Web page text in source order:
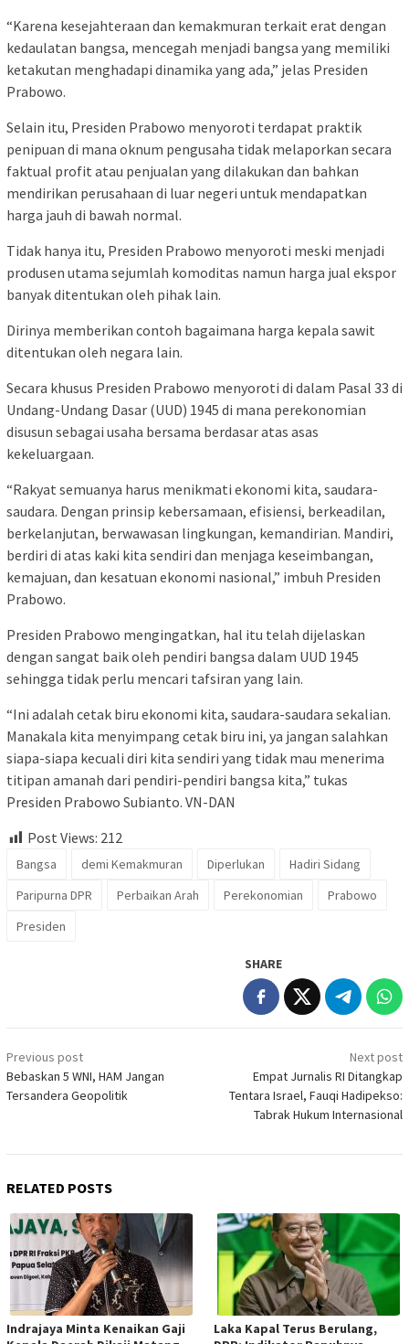
“Karena kesejahteraan dan kemakmuran terkait erat dengan
kedaulatan bangsa, mencegah menjadi bangsa yang memiliki
ketakutan menghadapi dinamika yang ada,” jelas Presiden
Prabowo.
Selain itu, Presiden Prabowo menyoroti terdapat praktik
penipuan di mana oknum pengusaha tidak melaporkan secara
faktual profit atau penjualan yang dilakukan dan bahkan
mendirikan perusahaan di luar negeri untuk mendapatkan
harga jauh di bawah normal.
Tidak hanya itu, Presiden Prabowo menyoroti meski menjadi
produsen utama sejumlah komoditas namun harga jual ekspor
banyak ditentukan oleh pihak lain.
Dirinya memberikan contoh bagaimana harga kepala sawit
ditentukan oleh negara lain.
Secara khusus Presiden Prabowo menyoroti di dalam Pasal 33 di
Undang-Undang Dasar (UUD) 1945 di mana perekonomian
disusun sebagai usaha bersama berdasar atas asas
kekeluargaan.
“Rakyat semuanya harus menikmati ekonomi kita, saudara-
saudara. Dengan prinsip kebersamaan, efisiensi, berkeadilan,
berkelanjutan, berwawasan lingkungan, kemandirian. Mandiri,
berdiri di atas kaki kita sendiri dan menjaga keseimbangan,
kemajuan, dan kesatuan ekonomi nasional,” imbuh Presiden
Prabowo.
Presiden Prabowo mengingatkan, hal itu telah dijelaskan
dengan sangat baik oleh pendiri bangsa dalam UUD 1945
sehingga tidak perlu mencari tafsiran yang lain.
“Ini adalah cetak biru ekonomi kita, saudara-saudara sekalian.
Manakala kita menyimpang cetak biru ini, ya jangan salahkan
siapa-siapa kecuali diri kita sendiri yang tidak mau menerima
titipan amanah dari pendiri-pendiri bangsa kita,” tukas
Presiden Prabowo Subianto. VN-DAN
Post Views: 212
Bangsa demi Kemakmuran Diperlukan
Hadiri Sidang
Paripurna DPR
Perbaikan Arah Perekonomian
Prabowo
Presiden
SHARE
Post
navigation
Previous post
Bebaskan 5 WNI, HAM Jangan
Tersandera Geopolitik
Next post
Empat Jurnalis RI Ditangkap
Tentara Israel, Fauqi Hadipekso:
Tabrak Hukum Internasional
RELATED POSTS
Indrajaya Minta Kenaikan Gaji
Laka Kapal Terus Berulang,